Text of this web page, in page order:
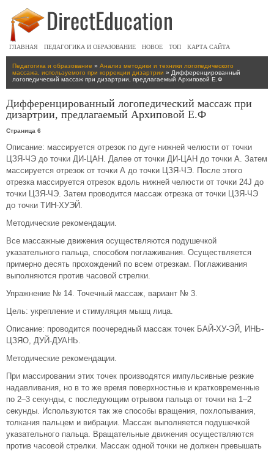
ГЛАВНАЯ ПЕДАГОГИКА И ОБРАЗОВАНИЕ НОВОЕ ТОП КАРТА САЙТА
Педагогика и образование » Анализ методики и техники логопедического
массажа, используемого при коррекции дизартрии » Дифференцированный
логопедический массаж при дизартрии, предлагаемый Архиповой Е.Ф
Дифференцированный логопедический массаж при
дизартрии, предлагаемый Архиповой Е.Ф
Страница 6
Описание: массируется отрезок по дуге нижней челюсти от точки
ЦЗЯ-ЧЭ до точки ДИ-ЦАН. Далее от точки ДИ-ЦАН до точки А. Затем
массируется отрезок от точки А до точки ЦЗЯ-ЧЭ. После этого
отрезка массируется отрезок вдоль нижней челюсти от точки 24J до
точки ЦЗЯ-ЧЭ. Затем проводится массаж отрезка от точки ЦЗЯ-ЧЭ
до точки ТИН-ХУЭЙ.
Методические рекомендации.
Все массажные движения осуществляются подушечкой
указательного пальца, способом поглаживания. Осуществляется
примерно десять прохождений по всем отрезкам. Поглаживания
выполняются против часовой стрелки.
Упражнение № 14. Точечный массаж, вариант № 3.
Цель: укрепление и стимуляция мышц лица.
Описание: проводится поочередный массаж точек БАЙ-ХУ-ЭЙ, ИНЬ-
ЦЗЯО, ДУЙ-ДУАНЬ.
Методические рекомендации.
При массировании этих точек производятся импульсивные резкие
надавливания, но в то же время поверхностные и кратковременные
по 2–3 секунды, с последующим отрывом пальца от точки на 1–2
секунды. Используются так же способы вращения, похлопывания,
толкания пальцем и вибрации. Массаж выполняется подушечкой
указательного пальца. Вращательные движения осуществляются
против часовой стрелки. Массаж одной точки не должен превышать